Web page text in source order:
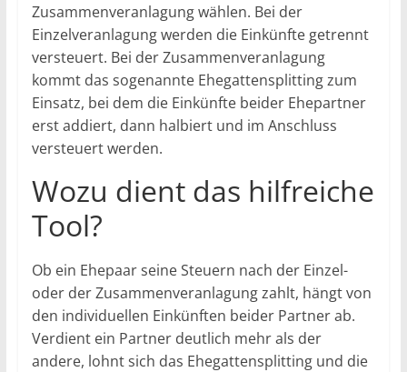
Zusammenveranlagung wählen. Bei der
Einzelveranlagung werden die Einkünfte getrennt
versteuert. Bei der Zusammenveranlagung
kommt das sogenannte Ehegattensplitting zum
Einsatz, bei dem die Einkünfte beider Ehepartner
erst addiert, dann halbiert und im Anschluss
versteuert werden.
Wozu dient das hilfreiche
Tool?
Ob ein Ehepaar seine Steuern nach der Einzel-
oder der Zusammenveranlagung zahlt, hängt von
den individuellen Einkünften beider Partner ab.
Verdient ein Partner deutlich mehr als der
andere, lohnt sich das Ehegattensplitting und die